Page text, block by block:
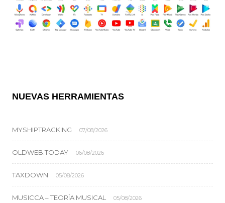
NUEVAS HERRAMIENTAS
MYSHIPTRACKING 07/08/2026
OLDWEB.TODAY 06/08/2026
TAXDOWN 05/08/2026
MUSICCA – TEORÍA MUSICAL 05/08/2026